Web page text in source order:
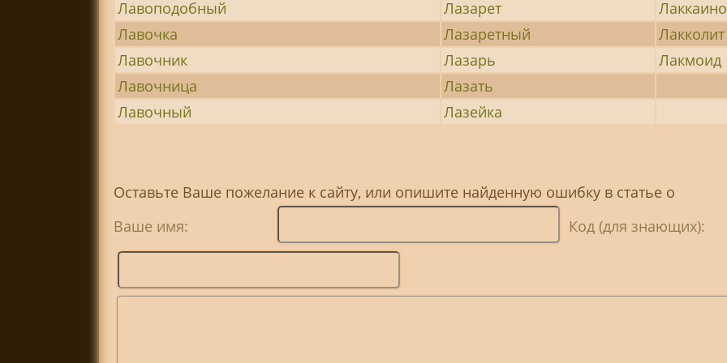
Лавоподобный Лазарет
Лавочка
Лазаретный
Лакколит
Лавочник
Лазарь
Лакмоид
Лавочница
Лазать
Лавочный
Лазейка
Оставьте Ваше пожелание к сайту, или опишите найденную ошибку в статье о
Ваше имя:
Код (для знающих):